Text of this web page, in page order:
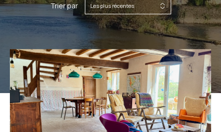
Trier par Les plus récentes